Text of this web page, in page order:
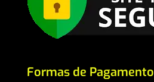
Formas de Pagamento